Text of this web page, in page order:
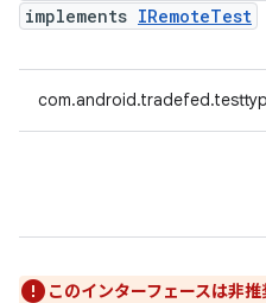
implements IRemoteTest
このインターフェースは非推